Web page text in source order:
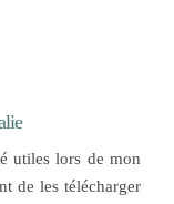
utiles lors de mon
de les télécharger